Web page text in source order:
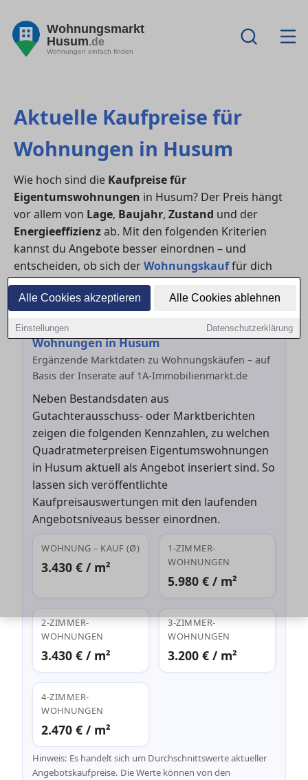
Alle Cookies akzeptieren Alle Cookies ablehnen
Einstellungen Datenschutzerklärung
Wohnungsmarkt
Husum.de
Wohnungen einfach finden
Aktuelle Kaufpreise für
Wohnungen in Husum
Wie hoch sind die Kaufpreise für
Eigentumswohnungen in Husum? Der Preis hängt
vor allem von Lage, Baujahr, Zustand und der
Energieeffizienzab. Mit den folgenden Kriterien
kannst du Angebote besser einordnen – und
entscheiden, ob sich derWohnungskauffür dich
lohnt (oder obMietenaktuell sinnvoller ist).
Aktuelle Angebotskaufpreise für
Wohnungen in Husum
Ergänzende Marktdaten zu Wohnungskäufen – auf
Basis der Inserate auf 1A-Immobilienmarkt.de
Neben Bestandsdaten aus
Gutachterausschuss- oder Marktberichten
zeigen die folgenden Kennzahlen, zu welchen
Quadratmeterpreisen Eigentumswohnungen
in Husum aktuell als Angebot inseriert sind. So
lassen sich veröffentlichte
Kaufpreisauswertungen mit den laufenden
Angebotsniveaus besser einordnen.
WOHNUNG – KAUF (Ø)
3.430 € / m²
1-ZIMMER-
WOHNUNGEN
5.980 € / m²
2-ZIMMER-
WOHNUNGEN
3.430 € / m²
3-ZIMMER-
WOHNUNGEN
3.200 € / m²
4-ZIMMER-
WOHNUNGEN
2.470 € / m²
Hinweis: Es handelt sich um Durchschnittswerte aktueller
Angebotskaufpreise. Die Werte können von den